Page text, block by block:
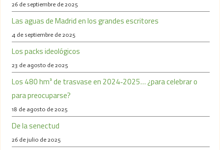
26 de septiembre de 2025
Las aguas de Madrid en los grandes escritores
4 de septiembre de 2025
Los packs ideológicos
23 de agosto de 2025
Los 480 hm³ de trasvase en 2024‑2025… ¿para celebrar o
para preocuparse?
18 de agosto de 2025
De la senectud
26 de julio de 2025